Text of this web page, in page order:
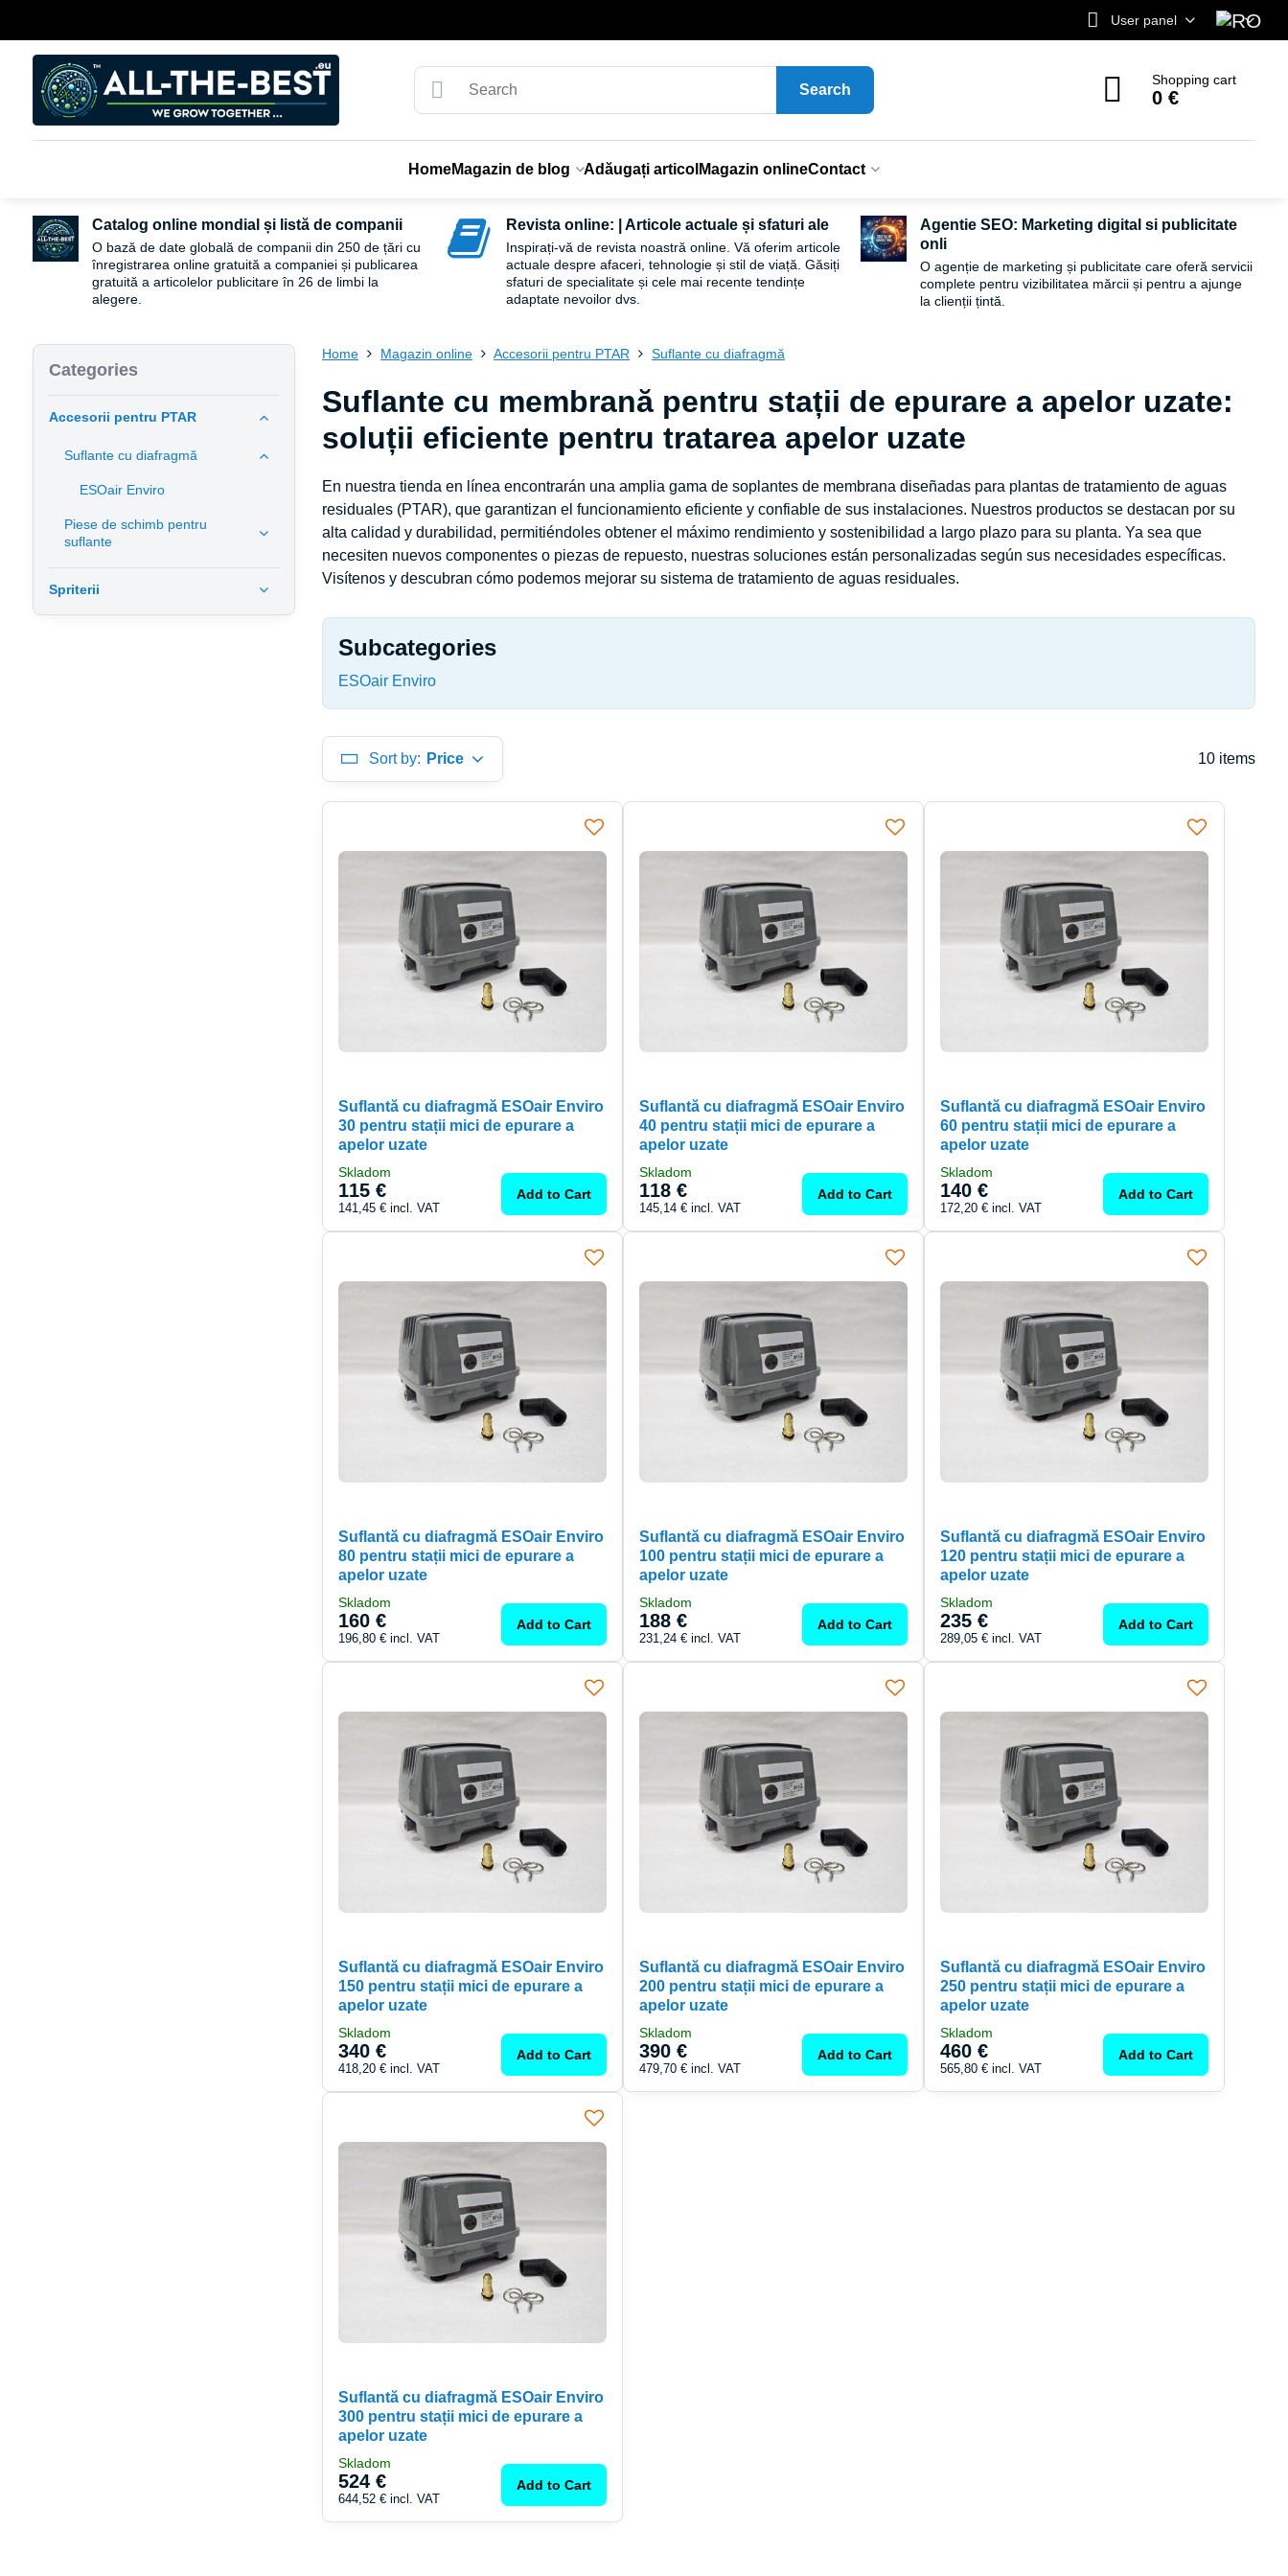
User panel
Search
Shopping cart
0 €
HomeMagazin de blog Adăugați articol Magazin onlineContact
Catalog online mondial și listă de companii
O bază de date globală de companii din 250 de țări cu
înregistrarea online gratuită a companiei și publicarea
gratuită a articolelor publicitare în 26 de limbi la
alegere.
Revista online: | Articole actuale și sfaturi ale
Inspirați-vă de revista noastră online. Vă oferim articole
actuale despre afaceri, tehnologie și stil de viață. Găsiți
sfaturi de specialitate și cele mai recente tendințe
adaptate nevoilor dvs.
Agentie SEO: Marketing digital si publicitate
onli
O agenție de marketing și publicitate care oferă servicii
complete pentru vizibilitatea mărcii și pentru a ajunge
la clienții țintă.
Home Magazin online Accesorii pentru PTAR Suflante cu diafragmă
Suflante cu membrană pentru stații de epurare a apelor uzate:
soluții eficiente pentru tratarea apelor uzate
En nuestra tienda en línea encontrarán una amplia gama de soplantes de membrana diseñadas para plantas de tratamiento de aguas
residuales (PTAR), que garantizan el funcionamiento eficiente y confiable de sus instalaciones. Nuestros productos se destacan por su
alta calidad y durabilidad, permitiéndoles obtener el máximo rendimiento y sostenibilidad a largo plazo para su planta. Ya sea que
necesiten nuevos componentes o piezas de repuesto, nuestras soluciones están personalizadas según sus necesidades específicas.
Visítenos y descubran cómo podemos mejorar su sistema de tratamiento de aguas residuales.
Subcategories
ESOair Enviro
Sort by: Price 10 items
Suflantă cu diafragmă ESOair Enviro
30 pentru stații mici de epurare a
apelor uzate
Skladom
115 €
141,45 €incl. VAT
Add to Cart
Suflantă cu diafragmă ESOair Enviro
40 pentru stații mici de epurare a
apelor uzate
Skladom
118 €
145,14 €incl. VAT
Add to Cart
Suflantă cu diafragmă ESOair Enviro
60 pentru stații mici de epurare a
apelor uzate
Skladom
140 €
172,20 €incl. VAT
Add to Cart
Suflantă cu diafragmă ESOair Enviro
80 pentru stații mici de epurare a
apelor uzate
Skladom
160 €
196,80 €incl. VAT
Add to Cart
Suflantă cu diafragmă ESOair Enviro
100 pentru stații mici de epurare a
apelor uzate
Skladom
188 €
231,24 €incl. VAT
Add to Cart
Suflantă cu diafragmă ESOair Enviro
120 pentru stații mici de epurare a
apelor uzate
Skladom
235 €
289,05 €incl. VAT
Add to Cart
Suflantă cu diafragmă ESOair Enviro
150 pentru stații mici de epurare a
apelor uzate
Skladom
340 €
418,20 €incl. VAT
Add to Cart
Suflantă cu diafragmă ESOair Enviro
200 pentru stații mici de epurare a
apelor uzate
Skladom
390 €
479,70 €incl. VAT
Add to Cart
Suflantă cu diafragmă ESOair Enviro
250 pentru stații mici de epurare a
apelor uzate
Skladom
460 €
565,80 €incl. VAT
Add to Cart
Suflantă cu diafragmă ESOair Enviro
300 pentru stații mici de epurare a
apelor uzate
Skladom
524 €
644,52 €incl. VAT
Add to Cart
Categories
Accesorii pentru PTAR
Suflante cu diafragmă
ESOair Enviro
Piese de schimb pentru
suflante
Spriterii